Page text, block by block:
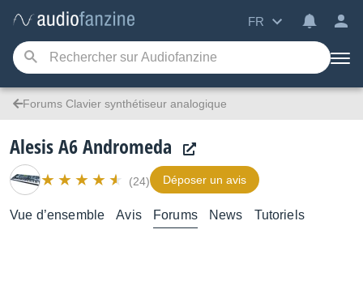
FR
Forums Clavier synthétiseur analogique
Alesis A6 Andromeda
(24) Déposer un avis
Vue d’ensemble Avis Forums News Tutoriels